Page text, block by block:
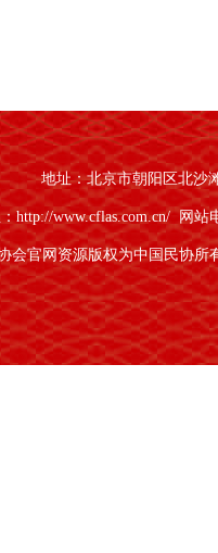
地址：北京市朝阳区北沙
http://www.cflas.com.cn/网站
会官网资源版权为中国民协